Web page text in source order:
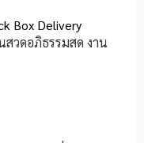
Box Delivery
สวดอภิธรรมสด งาน